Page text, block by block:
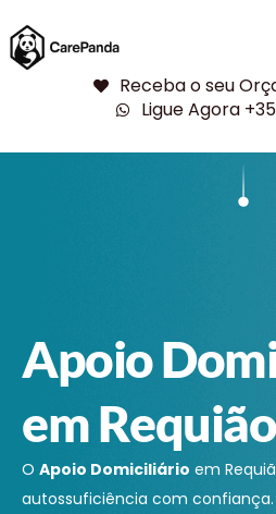
Receba o seu
Ligue Agora
Apoio
em Requião
O Apoio Domiciliário em
autossuficiência com confiança.